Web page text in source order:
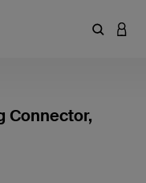
輸入關鍵
登入
Connector,